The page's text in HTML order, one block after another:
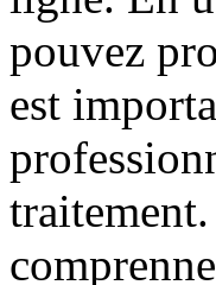
pouvez
est